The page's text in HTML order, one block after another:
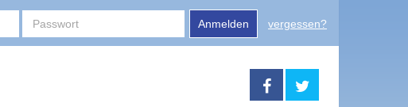
Anmelden vergessen?